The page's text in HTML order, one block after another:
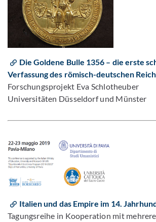
Die Goldene Bulle 1356 – die erste
Verfassung des römisch-deutschen
Forschungsprojekt Eva Schlotheuber
Universitäten Düsseldorf und Münster
Italien und das Empire im 14.
Tagungsreihe in Kooperation mit